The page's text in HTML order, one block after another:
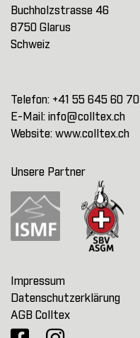
Buchholzstrasse 46
8750 Glarus
Schweiz
Telefon: +41 55 645 60 70
E-Mail: info@colltex.ch
Website: www.colltex.ch
Unsere Partner
Impressum
Datenschutzerklärung
AGB Colltex